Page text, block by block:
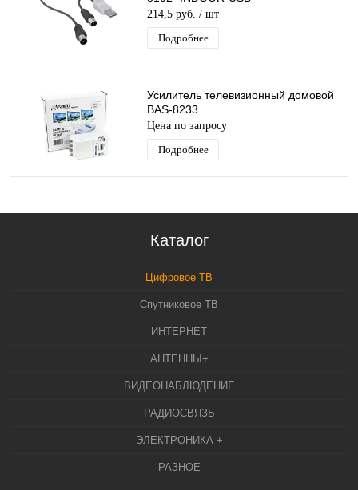
214,5 руб. / шт
Подробнее
Усилитель телевизионный домовой
BAS-8233
Цена по запросу
Подробнее
Каталог
Цифровое ТВ
Спутниковое ТВ
ИНТЕРНЕТ
АНТЕННЫ+
ВИДЕОНАБЛЮДЕНИЕ
РАДИОСВЯЗЬ
ЭЛЕКТРОНИКА +
РАЗНОЕ